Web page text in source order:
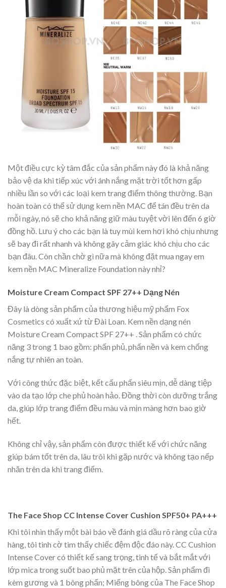
Một điều cực kỳ tâm đắc của sản phẩm này đó là khả năng
bảo vệ da khi tiếp xúc với ánh nắng mặt trời tốt hơn gấp
nhiều lần so với các loại kem trang điểm thông thường. Bạn
hoàn toàn có thể sử dụng kem nền MAC để tán đều trên da
mỗi ngày, nó sẽ cho khả năng giữ màu tuyệt vời lên đến 6 giờ
đồng hồ. Lưu ý cho các bạn là tuy mùi kem hơi khó chịu nhưng
sẽ bay đi rất nhanh và không gây cảm giác khó chịu cho các
bạn đâu. Còn chần chờ gì nữa mà không đặt mua ngay em
kem nền MAC Mineralize Foundation này nhỉ?
Moisture Cream Compact SPF 27++ Dạng Nén
Đây là dòng sản phẩm của thương hiệu mỹ phẩm Fox
Cosmetics có xuất xứ từ Đài Loan. Kem nền dạng nén
Moisture Cream Compact SPF 27++ . Sản phẩm có chức
năng 3 trong 1 bao gồm: phấn phủ, phấn nền và kem chống
nắng tự nhiên an toàn.
Với công thức đặc biệt, kết cấu phấn siêu mịn, dễ dàng tiệp
vào da tạo lớp che phủ hoàn hảo. Đồng thời còn dưỡng trắng
da, giúp lớp trang điểm đều màu và mịn màng hơn bao giờ
hết.
Không chỉ vậy, sản phẩm còn được thiết kế với chức năng
giúp bám tốt trên da, lâu trôi khi gặp nước và không tạo nếp
nhăn trên da khi trang điểm.
The Face Shop CC Intense Cover Cushion SPF50+ PA+++
Khi tôi nhìn thấy một bài báo về đánh giá dầu rõ ràng của cửa
hàng, tôi tình cờ tìm thấy chiếc đệm độc đáo này. CC Cushion
Intense Cover có thiết kế sang trọng, tinh tế và bắt mắt với
lớp mica trong suốt bao phủ mặt trên của hộp. Sản phẩm đi
kèm gương và 1 bông phấn; Miếng bông của The Face Shop